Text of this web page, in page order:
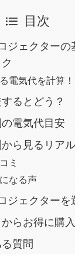
目次
ジェクターの
電気代を計算！
るとどう？
電気代目安
ら見るリア
ミ
なる声
ジェクターを
らお得に購
質問